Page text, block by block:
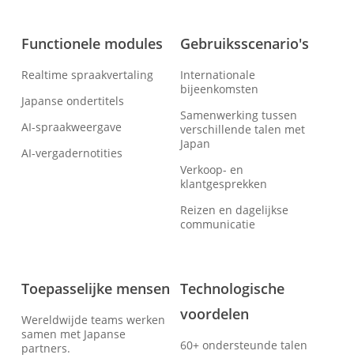
Functionele modules
Realtime spraakvertaling
Japanse ondertitels
AI-spraakweergave
AI-vergadernotities
Gebruiksscenario's
Internationale
bijeenkomsten
Samenwerking tussen
verschillende talen met
Japan
Verkoop- en
klantgesprekken
Reizen en dagelijkse
communicatie
Toepasselijke mensen
Wereldwijde teams werken
samen met Japanse
partners.
Technologische
voordelen
60+ ondersteunde talen